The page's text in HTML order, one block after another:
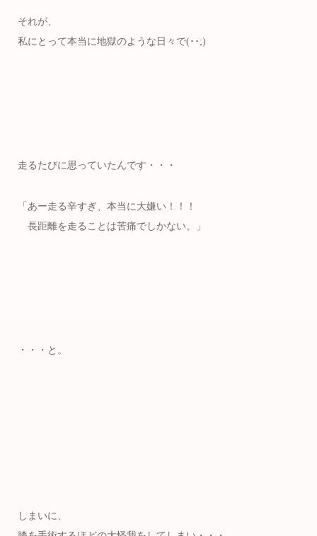
それが、
私にとって本当に地獄のような日々で(･･;)
走るたびに思っていたんです・・・
「あー走る辛すぎ、本当に大嫌い！！！
長距離を走ることは苦痛でしかない。」
・・・と。
しまいに、